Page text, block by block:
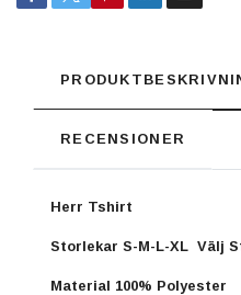
RECENSIONER
Herr Tshirt
Storlekar S-M-L-XL Välj
Material 100% Polyester